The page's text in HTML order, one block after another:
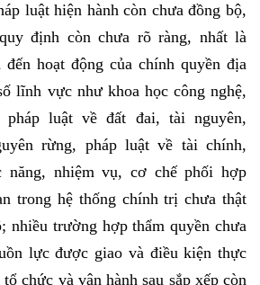
luật hiện hành còn chưa đồng bộ,
định còn chưa rõ ràng, nhất là
hoạt động của chính quyền địa
lĩnh vực như khoa học công nghệ,
luật về đất đai, tài nguyên,
rừng, pháp luật về tài chính,
năng, nhiệm vụ, cơ chế phối hợp
trong hệ thống chính trị chưa thật
nhiều trường hợp thẩm quyền chưa
lực được giao và điều kiện thực
chức và vận hành sau sắp xếp còn